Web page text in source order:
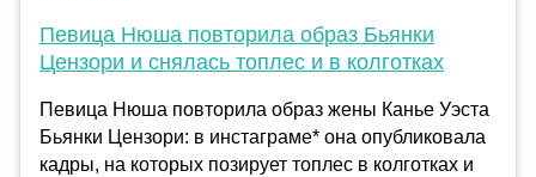
Певица Нюша повторила образ Бьянки
Цензори и снялась топлес и в колготках
Певица Нюша повторила образ жены Канье Уэста
Бьянки Цензори: в инстаграме* она опубликовала
кадры, на которых позирует топлес в колготках и